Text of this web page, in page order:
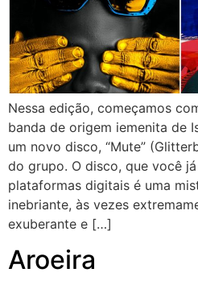
Nessa edição, começamos
banda de origem iemenita de
um novo disco, “Mute”
do grupo. O disco, que você
plataformas digitais é uma
inebriante, às vezes
exuberante e […]
Aroeira